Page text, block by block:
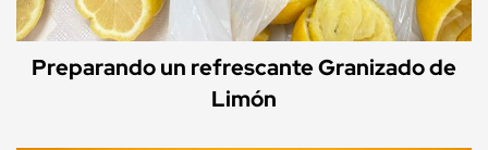
Preparando un refrescante Granizado de
Limón